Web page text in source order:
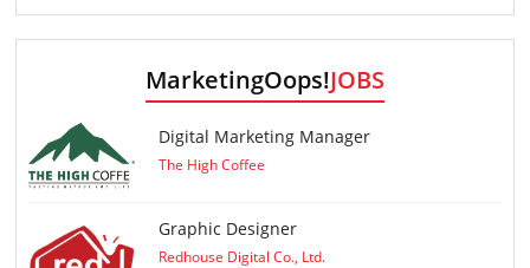
MarketingOops!JOBS
Digital Marketing Manager
The High Coffee
Graphic Designer
Redhouse Digital Co., Ltd.